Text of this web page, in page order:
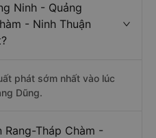
Ninh - Quảng
- Ninh Thuận
phát sớm nhất vào lúc
Dũng.
Rang-Tháp Chàm -